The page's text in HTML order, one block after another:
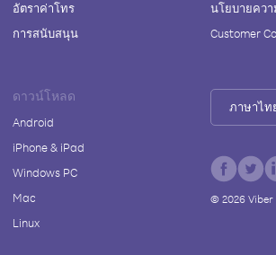
อัตราค่าโทร
การสนับสนุน
นโยบายคว
Customer
ดาวน์โหลด
Android
iPhone & iPad
Windows PC
Mac
Linux
ภาษาไท
© 2026Viber